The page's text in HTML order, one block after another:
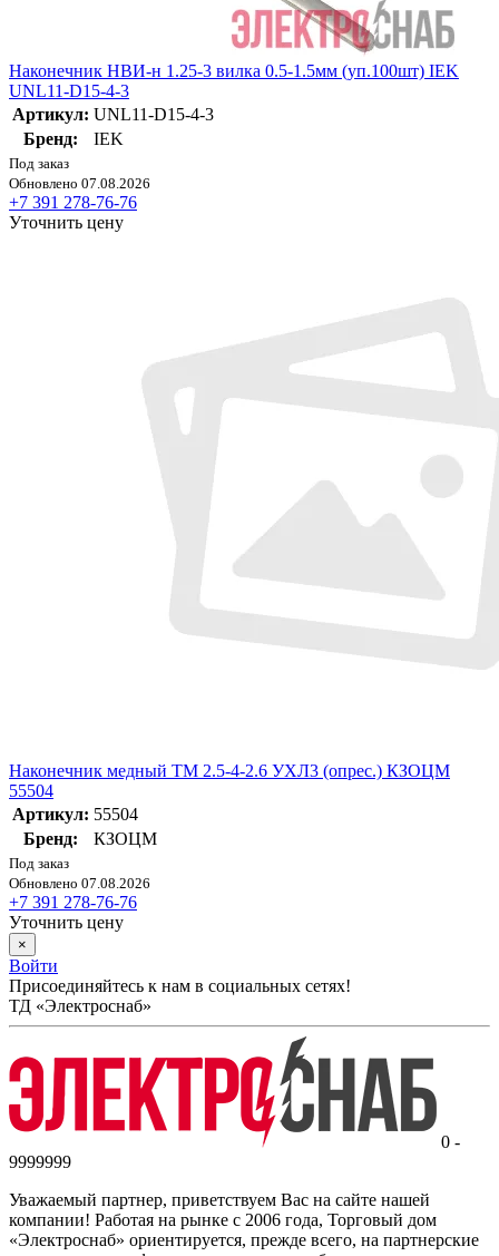
Наконечник НВИ-н 1.25-3 вилка 0.5-1.5мм (уп.100шт) IEK
UNL11-D15-4-3
Артикул: UNL11-D15-4-3
Бренд:
IEK
Под заказ
Обновлено 07.08.2026
+7 391 278-76-76
Уточнить цену
Наконечник медный ТМ 2.5-4-2.6 УХЛ3 (опрес.) КЗОЦМ
55504
Артикул: 55504
Бренд:
КЗОЦМ
Под заказ
Обновлено 07.08.2026
+7 391 278-76-76
Уточнить цену
×
Войти
Присоединяйтесь к нам в социальных сетях!
ТД «Электроснаб»
0 -
9999999
Уважаемый партнер, приветствуем Вас на сайте нашей
компании! Работая на рынке с 2006 года, Торговый дом
«Электроснаб» ориентируется, прежде всего, на партнерские